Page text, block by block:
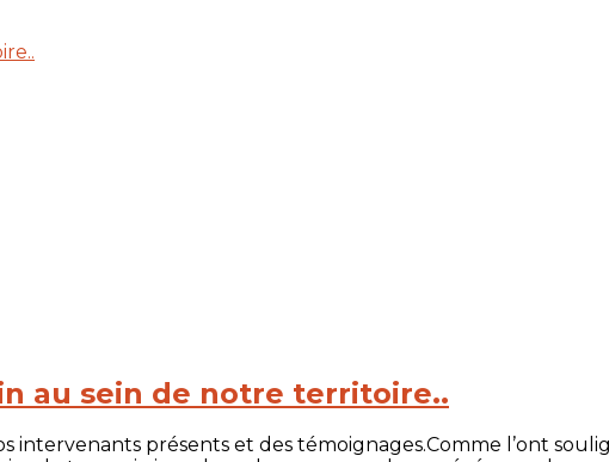
au sein de notre territoire..
intervenants présents et des témoignages.Comme l’ont